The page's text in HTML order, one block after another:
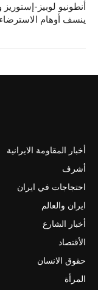
أنطونيو لوبيز-إستوريز
ينسف أوهام الاسترضاء
أخبار المقاومة الايرانية
أشرف
احتجاجات في ايران
ايران والعالم
أخبار الشارع
الأقتصاد
حقوق الانسان
المرأة